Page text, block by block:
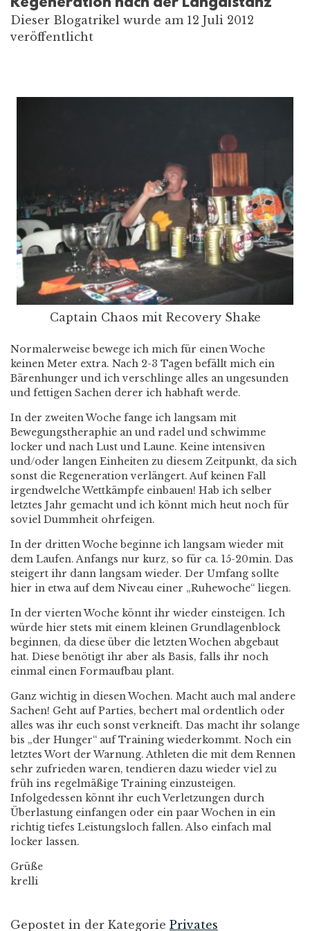
Dieser Blogatrikel wurde am 12 Juli 2012
veröffentlicht
Captain Chaos mit Recovery Shake
Normalerweise bewege ich mich für einen Woche
keinen Meter extra. Nach 2-3 Tagen befällt mich ein
Bärenhunger und ich verschlinge alles an ungesunden
und fettigen Sachen derer ich habhaft werde.
In der zweiten Woche fange ich langsam mit
Bewegungstheraphie an und radel und schwimme
locker und nach Lust und Laune. Keine intensiven
und/oder langen Einheiten zu diesem Zeitpunkt, da sich
sonst die Regeneration verlängert. Auf keinen Fall
irgendwelche Wettkämpfe einbauen! Hab ich selber
letztes Jahr gemacht und ich könnt mich heut noch für
soviel Dummheit ohrfeigen.
In der dritten Woche beginne ich langsam wieder mit
dem Laufen. Anfangs nur kurz, so für ca. 15-20min. Das
steigert ihr dann langsam wieder. Der Umfang sollte
hier in etwa auf dem Niveau einer „Ruhewoche“ liegen.
In der vierten Woche könnt ihr wieder einsteigen. Ich
würde hier stets mit einem kleinen Grundlagenblock
beginnen, da diese über die letzten Wochen abgebaut
hat. Diese benötigt ihr aber als Basis, falls ihr noch
einmal einen Formaufbau plant.
Ganz wichtig in diesen Wochen. Macht auch mal andere
Sachen! Geht auf Parties, bechert mal ordentlich oder
alles was ihr euch sonst verkneift. Das macht ihr solange
bis „der Hunger“ auf Training wiederkommt. Noch ein
letztes Wort der Warnung. Athleten die mit dem Rennen
sehr zufrieden waren, tendieren dazu wieder viel zu
früh ins regelmäßige Training einzusteigen.
Infolgedessen könnt ihr euch Verletzungen durch
Überlastung einfangen oder ein paar Wochen in ein
richtig tiefes Leistungsloch fallen. Also einfach mal
locker lassen.
Grüße
krelli
Gepostet in der Kategorie Privates